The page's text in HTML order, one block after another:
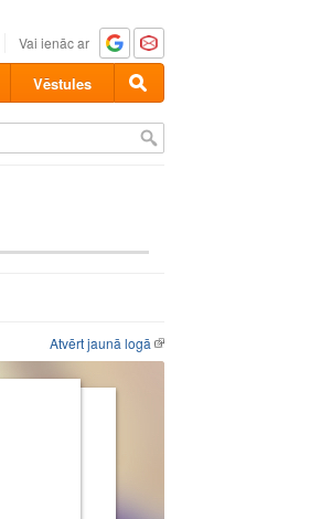
Vai ienāc ar
Vēstules
Atvērt jaunā logā